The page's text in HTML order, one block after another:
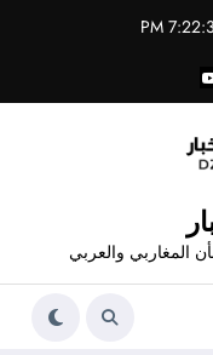
7:22:32
المغاربي والعربي